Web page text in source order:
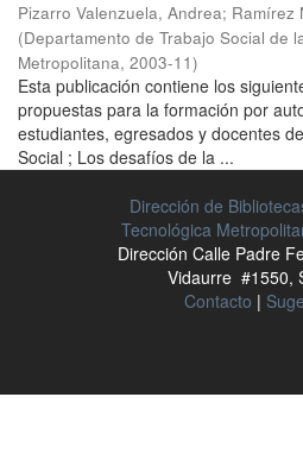
Pizarro Valenzuela, Andrea; Ramírez
(Departamento de Trabajo Social de
Metropolitana, 2003-11)
Esta publicación contiene los
propuestas para la formación por
estudiantes, egresados y docentes
Social ; Los desafíos de la ...
Dirección de
Tecnológica
Dirección Calle Padre
Vidaurre #1550,
Contacto |